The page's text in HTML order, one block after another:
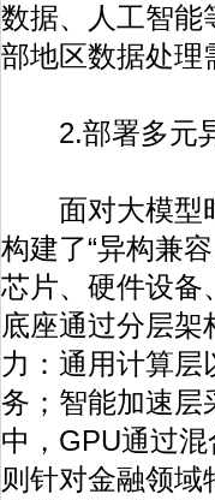
数据、人工智能
部地区数据处理
2.部署多元
面对大模型时
构建了“异构兼
芯片、硬件设备
底座通过分层
力：通用计算层
务；智能加速层
中，GPU通过
则针对金融领